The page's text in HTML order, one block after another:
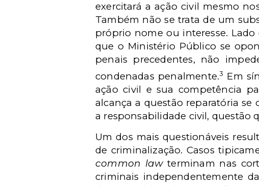
exercitará a ação civil mesmo
Também não se trata de um
próprio nome ou interesse.
que o Ministério Público se
penais precedentes, não
condenadas penalmente.3 Em
ação civil e sua competência
alcança a questão reparatória
a responsabilidade civil, questão
Um dos mais questionáveis
de criminalização. Casos
common lawterminam nas
criminais independentemente